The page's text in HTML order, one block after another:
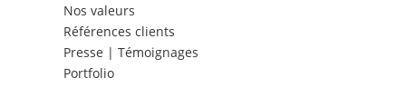
Nos valeurs
Références clients
Presse | Témoignages
Portfolio